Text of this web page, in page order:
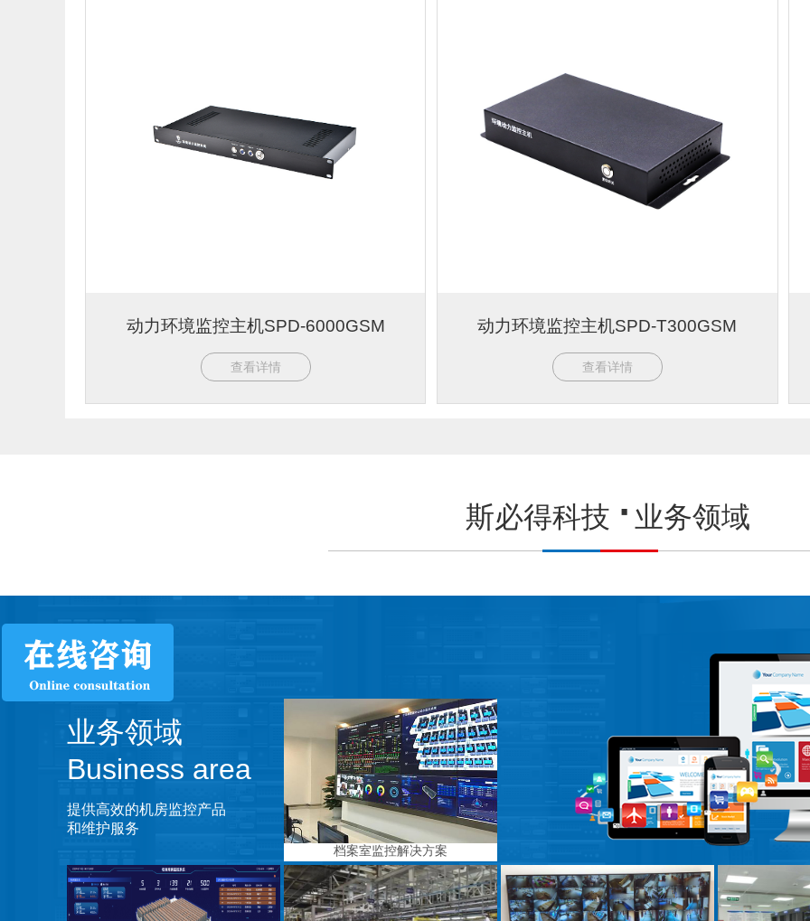
动力环境监控主机SPD-6000GSM
查看详情
动力环境监控主机SPD-T300GSM
查看详情
斯必得科技 业务领域
业务领域
Business area
提供高效的机房监控产品
和维护服务
档案室监控解决方案